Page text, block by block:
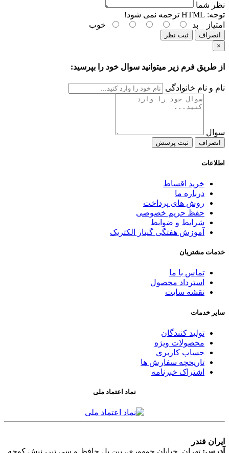
نظر شما
توجه:
امتیاز
بد خوب
انصراف
ثبت نظر
×
از طریق فرم زیر میتوانید سوال خود را بپرسید:
نام و نام خانوادگی
سوال
انصراف ثبت پرسش
اطلاعات
خرید اقساط
درباره ما
روش های پرداخت
حفظ حریم خصوصی
شرایط و ضوابط
آموزش هفتگی گیتار الکتریک
خدمات مشتریان
تماس با ما
استرداد محصول
نقشه سایت
سایر خدمات
تولید کنندگان
محصولات ویژه
حساب کاربری
تاریخچه سفارش ها
اشتراک خبرنامه
نماد اعتماد ملی
ایران فندر
آدرس: تهران, خیابان جمهوری، بین پل حافظ و سی تیر، نبش کوچه